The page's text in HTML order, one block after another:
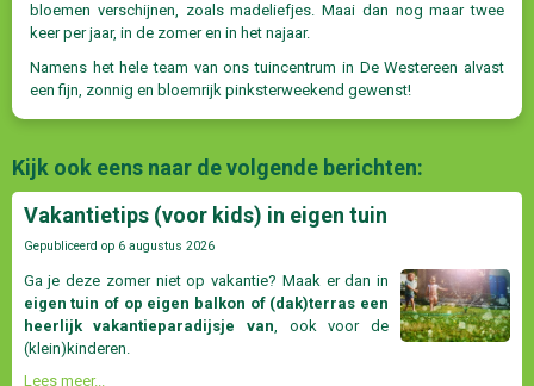
bloemen verschijnen, zoals madeliefjes. Maai dan nog maar twee
keer per jaar, in de zomer en in het najaar.
Namens het hele team van ons tuincentrum in De Westereen alvast
een fijn, zonnig en bloemrijk pinksterweekend gewenst!
Kijk ook eens naar de volgende berichten:
Vakantietips (voor kids) in eigen tuin
Gepubliceerd op 6 augustus 2026
Ga je deze zomer niet op vakantie? Maak er dan in
eigen tuin of op eigen balkon of (dak)terras een
heerlijk vakantieparadijsje van, ook voor de
(klein)kinderen.
Lees meer...